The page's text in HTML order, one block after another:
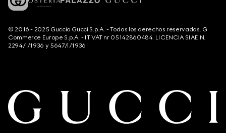
© 2016 - 2025 Guccio Gucci S.p.A. - Todos los derechos reservados. G
Commerce Europe S.p.A. - IT VAT nr 05142860484. LICENCIA SIAE N.
2294/I/1936 y 5647/I/1936